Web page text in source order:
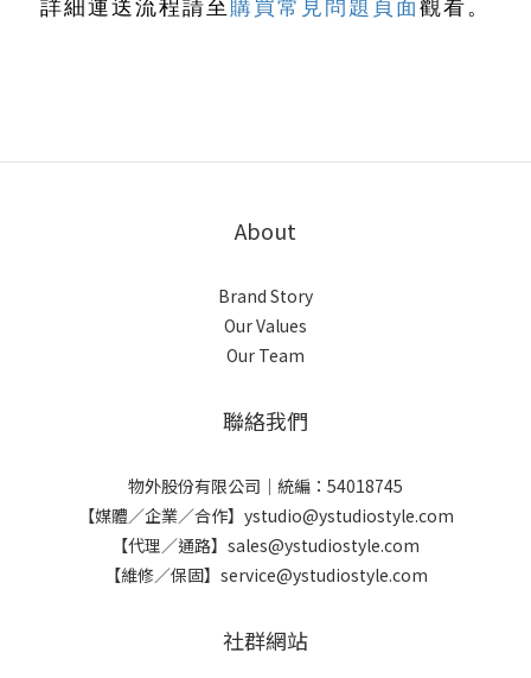
詳細運送流程請至 購買常見問題頁面觀看。
About
Brand Story
Our Values
Our Team
聯絡我們
物外股份有限公司｜統編：54018745
【媒體／企業／合作】ystudio@ystudiostyle.com
【代理／通路】sales@ystudiostyle.com
【維修／保固】service@ystudiostyle.com
社群網站